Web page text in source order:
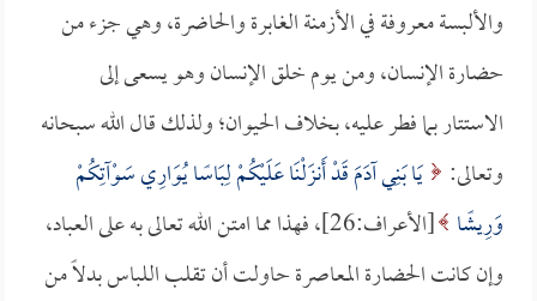
والألبسة معروفة في الأزمنة الغابرة والحاضرة، وهي جزء من
حضارة الإنسان، ومن يوم خلق الإنسان وهو يسعى إلى
الاستتار بما فطر عليه، بخلاف الحيوان؛ ولذلك قال الله سبحانه
وتعالى: يَا بَنِي آدَمَ قَدْ أَنزَلْنَا عَلَيْكُمْ لِبَاسًا يُوَارِي سَوْآتِكُمْ
وَرِيشًا
[الأعراف:26]، فهذا مما امتن الله تعالى به على العباد،
وإن كانت الحضارة المعاصرة حاولت أن تقلب اللباس بدلاً من